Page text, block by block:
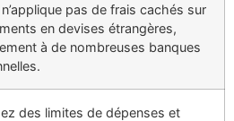
pas de frais cachés sur
en devises étrangères,
à de nombreuses banques
des limites de dépenses et